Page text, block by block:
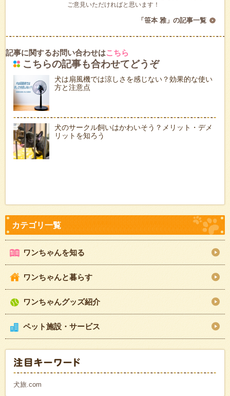
ご意見いただければと思います！
「笹本 雅」の記事一覧
記事に関するお問い合わせはこちら
こちらの記事も合わせてどうぞ
犬は扇風機では涼しさを感じない？効果的な使い
方と注意点
犬のサークル飼いはかわいそう？メリット・デメ
リットを知ろう
ワンちゃんを知る
ワンちゃんと暮らす
ワンちゃんグッズ紹介
ペット施設・サービス
犬旅.com